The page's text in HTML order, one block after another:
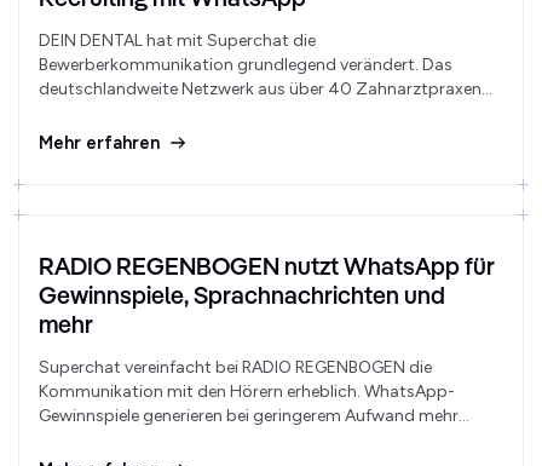
DEIN DENTAL hat mit Superchat die
Bewerberkommunikation grundlegend verändert. Das
deutschlandweite Netzwerk aus über 40 Zahnarztpraxen
Dentalbranche – mit deutlich höherer Antwortrate und
Mehr erfahren
RADIO REGENBOGEN nutzt WhatsApp für
Gewinnspiele, Sprachnachrichten und
mehr
Superchat vereinfacht bei RADIO REGENBOGEN die
Kommunikation mit den Hörern erheblich. WhatsApp-
Gewinnspiele generieren bei geringerem Aufwand mehr